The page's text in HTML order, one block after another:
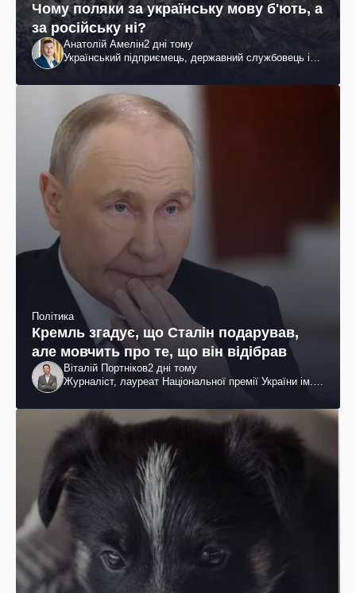
Чому поляки за українську мову б'ють, а
за російську ні?
Анатолій Амелін2 дні тому
Український підприємець, державний службовець і
Політика
Кремль згадує, що Сталін подарував,
але мовчить про те, що він відібрав
Віталій Портніков2 дні тому
Журналіст, лауреат Національної премії України ім.